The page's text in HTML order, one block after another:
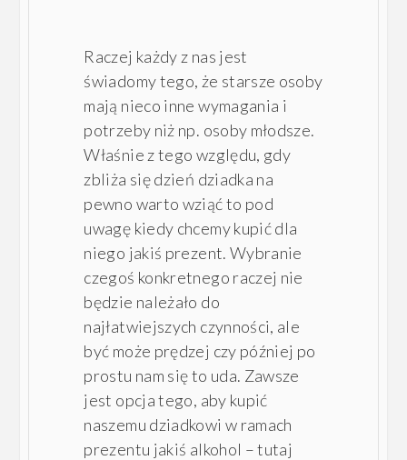
Raczej każdy z nas jest
świadomy tego, że starsze osoby
mają nieco inne wymagania i
potrzeby niż np. osoby młodsze.
Właśnie z tego względu, gdy
zbliża się dzień dziadka na
pewno warto wziąć to pod
uwagę kiedy chcemy kupić dla
niego jakiś prezent. Wybranie
czegoś konkretnego raczej nie
będzie należało do
najłatwiejszych czynności, ale
być może prędzej czy później po
prostu nam się to uda. Zawsze
jest opcja tego, aby kupić
naszemu dziadkowi w ramach
prezentu jakiś alkohol – tutaj